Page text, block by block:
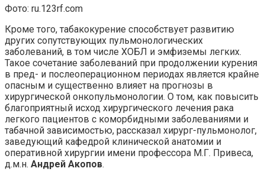
Фото: ru.123rf.com
Кроме того, табакокурение способствует развитию
других сопутствующих пульмонологических
заболеваний, в том числе ХОБЛ и эмфиземы легких.
Такое сочетание заболеваний при продолжении курения
в пред- и послеоперационном периодах является крайне
опасным и существенно влияет на прогнозы в
хирургической онкопульмонологии. О том, как повысить
благоприятный исход хирургического лечения рака
легкого пациентов с коморбидными заболеваниями и
табачной зависимостью, рассказал хирург-пульмонолог,
заведующий кафедрой клинической анатомии и
оперативной хирургии имени профессора М.Г. Привеса,
д.м.н. Андрей Акопов.